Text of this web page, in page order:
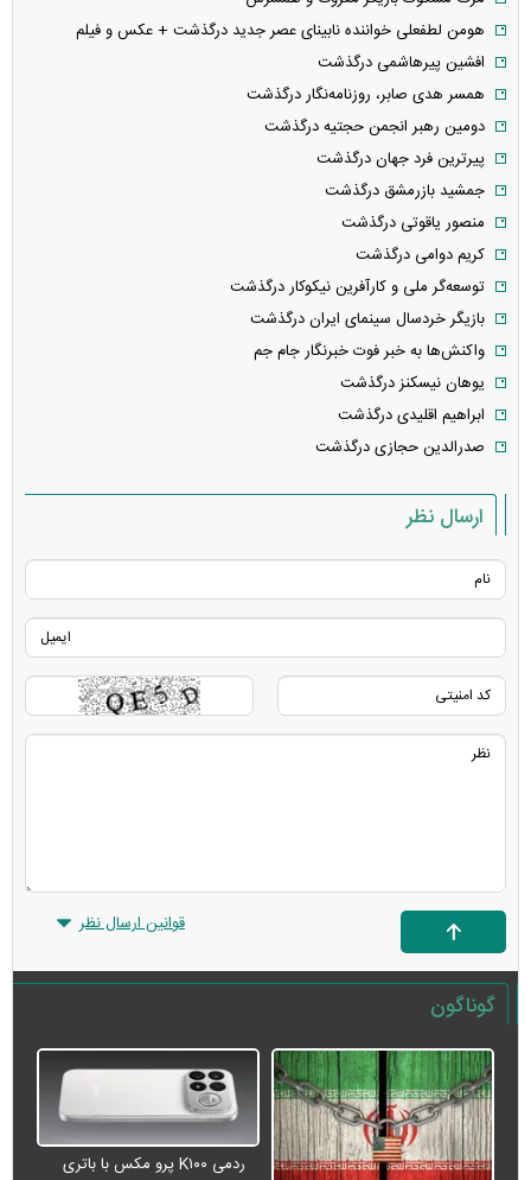
هومن لطفعلی خواننده نابینای عصر جدید درگذشت + عکس و فیلم
افشین پیرهاشمی درگذشت
همسر هدی صابر، روزنامه‌نگار درگذشت
دومین رهبر انجمن حجتیه درگذشت
پیرترین فرد جهان درگذشت
جمشید بازرمشق درگذشت
منصور یاقوتی درگذشت
کریم دوامی درگذشت
توسعه‌گر ملی و کارآفرین نیکوکار درگذشت
بازیگر خردسال سینمای ایران درگذشت
واکنش‌ها به خبر فوت خبرنگار جام جم
یوهان نیسکنز درگذشت
ابراهیم اقلیدی درگذشت
صدرالدین حجازی درگذشت
ارسال نظر
قوانین ارسال نظر
گوناگون
ردمی K۱۰۰ پرو مکس با باتری